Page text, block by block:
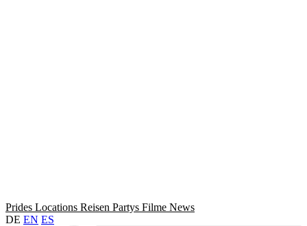
Prides Locations Reisen Partys Filme News
DE EN ES